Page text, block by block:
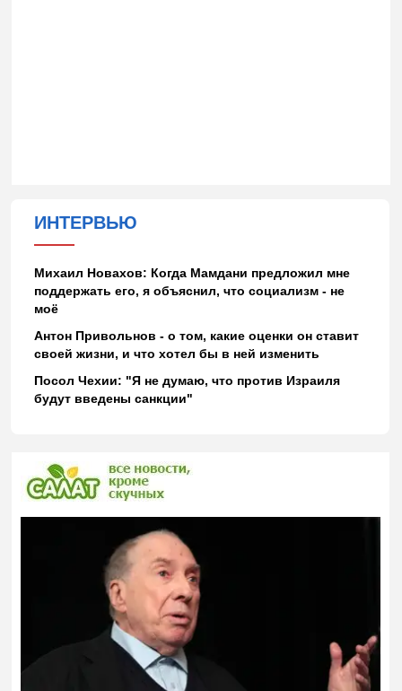
ИНТЕРВЬЮ
Михаил Новахов: Когда Мамдани предложил мне
поддержать его, я объяснил, что социализм - не
моё
Антон Привольнов - о том, какие оценки он ставит
своей жизни, и что хотел бы в ней изменить
Посол Чехии: "Я не думаю, что против Израиля
будут введены санкции"